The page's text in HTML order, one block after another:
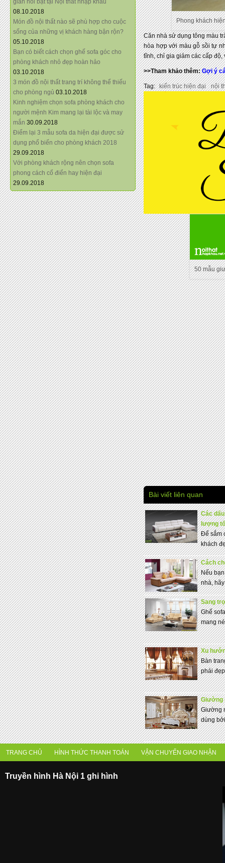
giãn nổi bật tại Nội thất nhập khẩu
08.10.2018
Món đồ nội thất nào sẽ phù hợp cho cuộc
sống của những vị khách hàng bận rộn?
05.10.2018
Bạn có biết cách chọn ghế sofa góc cho
phòng khách nhỏ đẹp hoàn hảo
03.10.2018
3 món đồ nội thất trang trí không thể thiếu
cho phòng ngủ 03.10.2018
Kinh nghiệm chọn sofa phòng khách cho
người mệnh Kim mang lại tài lộc và may
mắn 30.09.2018
Điểm lại 3 mẫu sofa da hiện đại được sử
dụng phổ biến cho phòng khách 2018
29.09.2018
Với phòng khách rộng nên chọn sofa
phong cách cổ điển hay hiện đại
29.09.2018
Phong khách
Căn nhà sử dụng tông màu
hòa hợp với màu gỗ sồi tự
tĩnh, chỉ gia giảm các cấp
>>Tham khảo thêm:Gợi ý
Tag: kiến trúc hiện đại nội
50 mẫu
Bài viết liên quan
Các
lượng
Để sắm
khách
Cách
Nếu
nhà,
Sang
Ghế
mang
Xu
Bàn
phái
Giường
Giường
dùng
TRANG CHỦ HÌNH THỨC THANH TOÁN VẬN CHUYỂN GIAO NHẬN
Truyền hình Hà Nội 1 ghi hình